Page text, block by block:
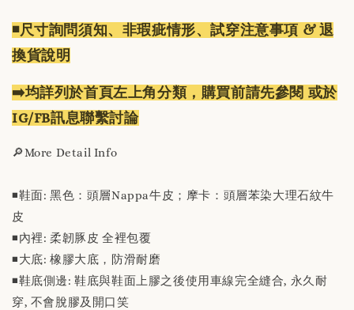
◾️尺寸詢問須知、非瑕疵情形、試穿注意事項 & 退
換貨說明
➡️均詳列於首頁左上角分類，購買前請先參閱 或於
IG/FB訊息聯繫討論
🔎More Detail Info
◾️鞋面: 黑色：頭層Nappa牛皮；摩卡：頭層苯染大理石紋牛
皮
◾️內裡: 柔韌豚皮 全裡包覆
◾️大底: 橡膠大底，防滑耐磨
◾️鞋底側邊: 鞋底與鞋面上膠之後使用車線完全縫合, 永久耐
穿, 不會脫膠及開口笑